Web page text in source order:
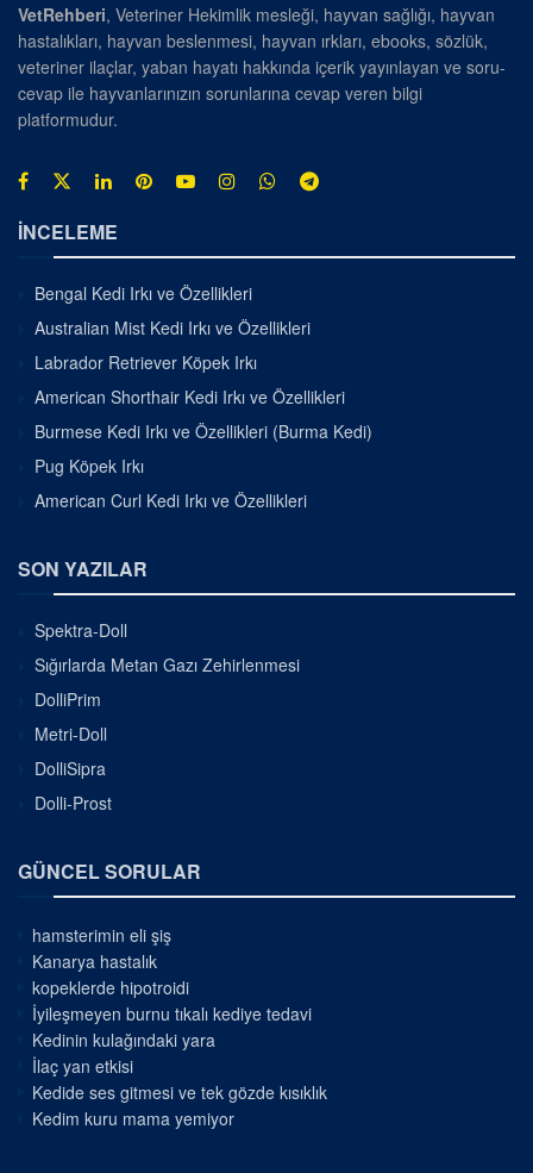
VetRehberi, Veteriner Hekimlik mesleği, hayvan sağlığı, hayvan
hastalıkları, hayvan beslenmesi, hayvan ırkları, ebooks, sözlük,
veteriner ilaçlar, yaban hayatı hakkında içerik yayınlayan ve soru-
cevap ile hayvanlarınızın sorunlarına cevap veren bilgi
platformudur.
İNCELEME
Bengal Kedi Irkı ve Özellikleri
Australian Mist Kedi Irkı ve Özellikleri
Labrador Retriever Köpek Irkı
American Shorthair Kedi Irkı ve Özellikleri
Burmese Kedi Irkı ve Özellikleri (Burma Kedi)
Pug Köpek Irkı
American Curl Kedi Irkı ve Özellikleri
SON YAZILAR
Spektra-Doll
Sığırlarda Metan Gazı Zehirlenmesi
DolliPrim
Metri-Doll
DolliSipra
Dolli-Prost
GÜNCEL SORULAR
hamsterimin eli şiş
Kanarya hastalık
kopeklerde hipotroidi
İyileşmeyen burnu tıkalı kediye tedavi
Kedinin kulağındaki yara
İlaç yan etkisi
Kedide ses gitmesi ve tek gözde kısıklık
Kedim kuru mama yemiyor